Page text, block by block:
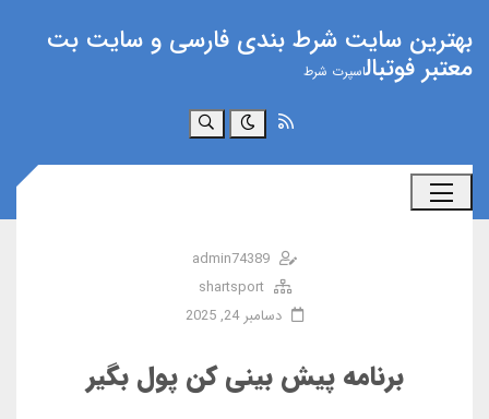
بهترین سایت شرط بندی فارسی و سایت بت
معتبر فوتبالاسپرت شرط
جستجو
admin74389
shartsport
دسامبر 24, 2025
برنامه پیش بینی کن پول بگیر